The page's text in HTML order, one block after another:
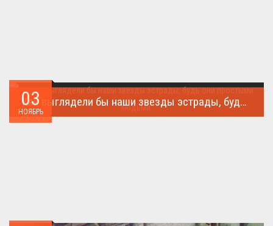
03
НОЯБРЬ
Как выглядели бы наши звезды эстрады, будь они простыми людьми.